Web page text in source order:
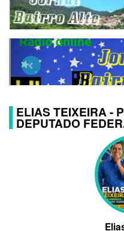
Previous
ELIAS TEIXEIRA -
DEPUTADO